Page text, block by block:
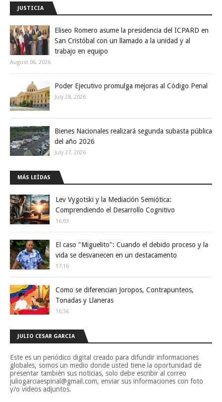
JUSTICIA
Eliseo Romero asume la presidencia del ICPARD en
San Cristóbal con un llamado a la unidad y al
trabajo en equipo
August 06, 2026
Poder Ejecutivo promulga mejoras al Código Penal
July 28, 2026
Bienes Nacionales realizará segunda subasta pública
del año 2026
July 27, 2026
MÁS LEÍDAS
Lev Vygotski y la Mediación Semiótica:
Comprendiendo el Desarrollo Cognitivo
16:03
El caso "Miguelito": Cuando el debido proceso y la
vida se desvanecen en un destacamento
17:16
Como se diferencian Joropos, Contrapunteos,
Tonadas y Llaneras
16:56
JULIO CESAR GARCIA
Este es un periódico digital creado para difundir informaciones
globales, somos un medio donde usted tiene la oportunidad de
presentar también sus noticias, solo debe escribir al correo
juliogarciaespinal@gmail.com, enviar sus informaciones con foto
y/o videos adjuntos.